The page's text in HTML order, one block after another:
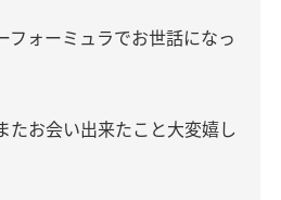
フォーミュラでお世話になっ
たお会い出来たこと大変嬉し